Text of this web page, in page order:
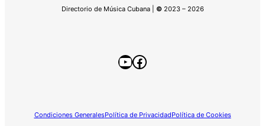
Directorio de Música Cubana | © 2023 – 2026
YouTube
Facebook
Condiciones GeneralesPolítica de PrivacidadPolítica de Cookies